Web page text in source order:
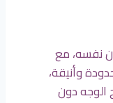
نفسه، مع
وأنيقة،
الوجه دون